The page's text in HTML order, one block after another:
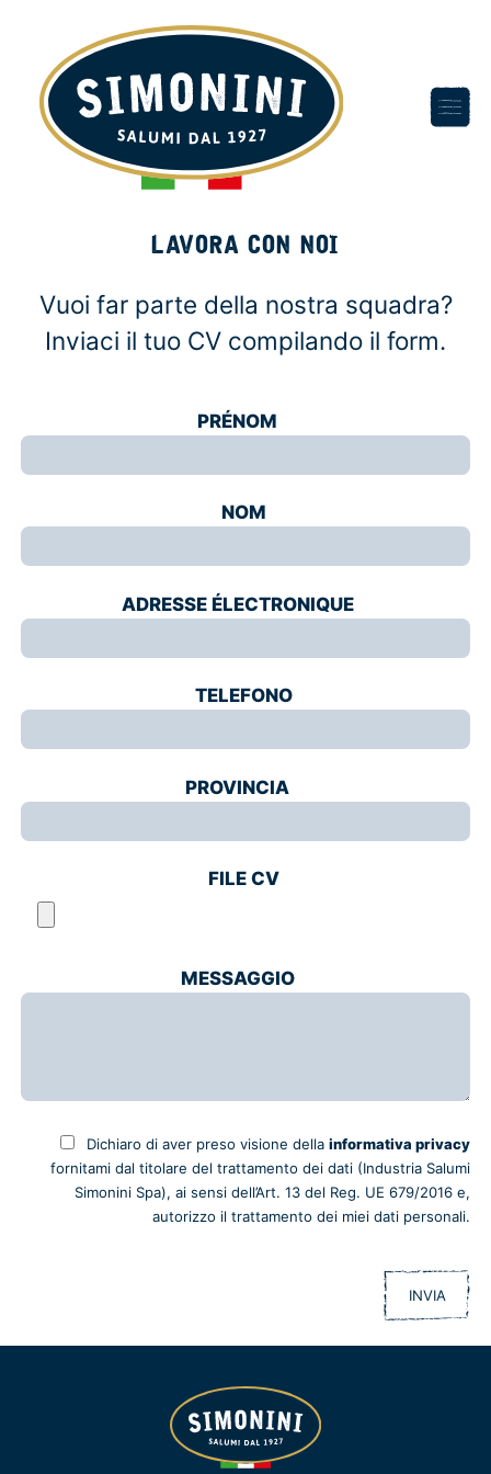
LAVORA CON NOI
Vuoi far parte della nostra squadra?
Inviaci il tuo CV compilando il form.
PRÉNOM
NOM
ADRESSE ÉLECTRONIQUE
TELEFONO
PROVINCIA
FILE CV
MESSAGGIO
Dichiaro di aver preso visione dellainformativa privacy
fornitami dal titolare del trattamento dei dati (Industria Salumi
Simonini Spa), ai sensi dell’Art. 13 del Reg. UE 679/2016 e,
autorizzo il trattamento dei miei dati personali.